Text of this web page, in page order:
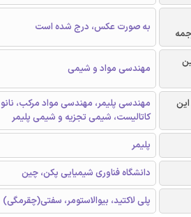
به صورت عکس، درج شده است
مهندسی مواد و شیمی
مهندسی پلیمر، مهندسی مواد مرکب،
کاتالیست، شیمی تجزیه و شیمی پلیمر
پلیمر
دانشگاه فناوری شیمیایی پکن، چین
پلی لاکتید، بیوالاستومر، سفتی(چقرمگی)